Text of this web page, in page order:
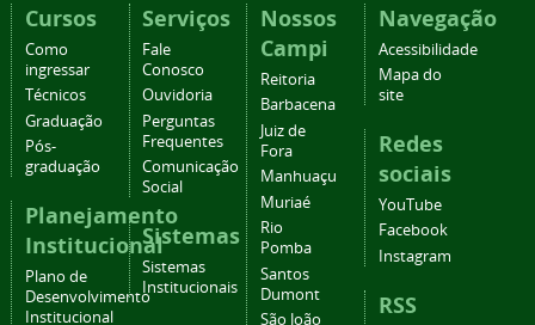
Cursos
Como
ingressar
Técnicos
Graduação
Pós-
graduação
Planejamento
Institucional
Plano de
Desenvolvimento
Institucional
Serviços
Fale
Conosco
Ouvidoria
Perguntas
Frequentes
Comunicação
Social
Sistemas
Sistemas
Institucionais
Nossos
Campi
Reitoria
Barbacena
Juiz de
Fora
Manhuaçu
Muriaé
Rio
Pomba
Santos
Dumont
São João
Navegação
Acessibilidade
Mapa do
site
Redes
sociais
YouTube
Facebook
Instagram
RSS